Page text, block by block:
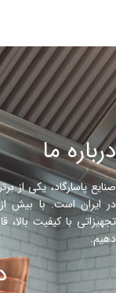
درباره ما
صنایع پاسارگاد، یکی از
تجهیزاتی با کیفیت بالا،
دهیم.